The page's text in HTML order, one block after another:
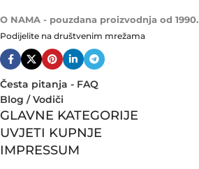
O NAMA - pouzdana proizvodnja od 1990.
Podijelite na društvenim mrežama
Česta pitanja - FAQ
Blog / Vodiči
GLAVNE KATEGORIJE
UVJETI KUPNJE
IMPRESSUM